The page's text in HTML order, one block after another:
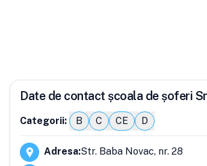
Date de contact școala de șoferi
Categorii: B C CE D
Adresa:Str. Baba Novac, nr. 28